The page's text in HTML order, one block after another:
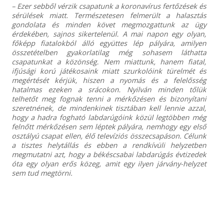
– Ezer sebből vérzik csapatunk a koronavírus fertőzések és
sérülések miatt. Természetesen felmerült a halasztás
gondolata és minden követ megmozgattunk az ügy
érdekében, sajnos sikertelenül. A mai napon egy olyan,
főképp fiatalokból álló együttes lép pályára, amilyen
összetételben gyakorlatilag még sohasem láthatta
csapatunkat a közönség. Nem miattunk, hanem fiatal,
ifjúsági korú játékosaink miatt szurkolóink türelmét és
megértését kérjük, hiszen a nyomás és a felelősség
hatalmas ezeken a srácokon. Nyilván minden tőlük
telhetőt meg fognak tenni a mérkőzésen és bizonyítani
szeretnének, de mindenkinek tisztában kell lennie azzal,
hogy a hadra fogható labdarúgóink közül legtöbben még
felnőtt mérkőzésen sem léptek pályára, nemhogy egy első
osztályú csapat ellen, élő televíziós összecsapáson. Célunk
a tisztes helytállás és ebben a rendkívüli helyzetben
megmutatni azt, hogy a békéscsabai labdarúgás évtizedek
óta egy olyan erős közeg, amit egy ilyen járvány-helyzet
sem tud megtörni.